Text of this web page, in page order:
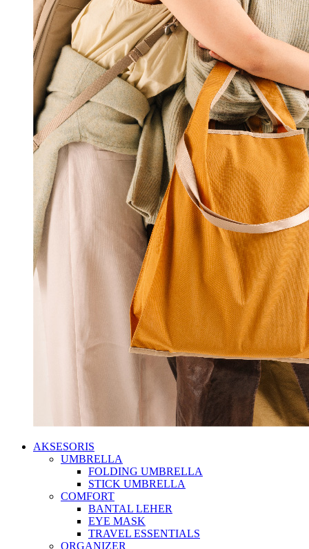
AKSESORIS
UMBRELLA
FOLDING UMBRELLA
STICK UMBRELLA
COMFORT
BANTAL LEHER
EYE MASK
TRAVEL ESSENTIALS
ORGANIZER